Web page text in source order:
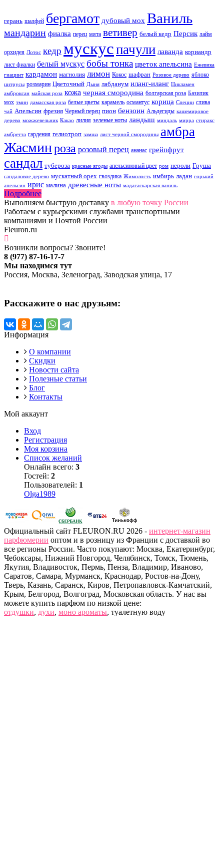
герань шалфей бергамот дубовый мох Ваниль
мандарин фиалка перец мята ветивер белый кедр Персик лайм
орхидея Лотос кедр мускуспачули лаванда кориандр
лист фиалки белый мускус бобы тонка цветок апельсина Ежевика
гиацинт кардамон магнолия лимон Кокос шафран Розовое дерево яблоко
цитрусы розмарин Цветочный Дыня лабданум иланг-иланг Цикламен
амброксан майская роза кожа черная смородина болгарская роза Базилик
мох тмин дамасская роза белые цветы карамель османтус корица Специи слива
чай Апельсин фрезия Черный перец пион бензоин Альдегиды кашемировое
дерево можжевельник Какао лилия зеленые ноты ландыш миндаль мирра стиракс
амбретта гардения гелиотроп замша лист черной смородины амбра
Жасминроза розовый перец ананас грейпфрут
сандал тубероза красные ягоды апельсиновый цвет ром нероли Груша
сандаловое дерево мускатный орех гвоздика Жимолость имбирь ладан горький
апельсин ирис малина древесные ноты мадагаскарская ваниль
Подробнее
Выполняем быструю доставку в любую точку России
Работаем с курьерскими службами транспортными
компаниями и Почтой России
Fleuron.ru
Возникли вопросы? Звоните!
8 (977) 87-16-17-7
Мы находимся тут
Россия, Москва, Зеленоград, Заводская улица, 17
Расскажите о нас друзьям:
Информация
О компании
Скидки
Новости сайта
Полезные статьи
Блог
Контакты
Мой аккаунт
Вход
Регистрация
Моя корзина
Список желаний
Онлайн всего: 3
Гостей: 2
Пользователей: 1
Olga1989
Официальный сайт FLEURON.RU 2026 - интернет-магазин
парфюмерии оптом и в розницу из Франции с доставкой во
все регионы России. Часто покупают: Москва, Екатеринбург,
Чебоксары, Нижний Новгород, Челябинск, Томск, Тюмень,
Якутия, Владивосток, Пермь, Пенза, Владимир, Иваново,
Саратов, Самара, Мурманск, Краснодар, Ростов-на-Дону,
Тверь, Казань, Саранск, Киров, Петропавловск-Камчатский,
Крым, Белгород, Волгоград, Московская область. У нас вы
можете купить парфюм по низкой цене:
отдушки, духи, моно ароматы, туалетную воду